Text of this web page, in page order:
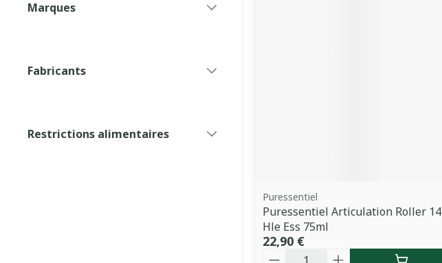
Marques
Fabricants
Restrictions alimentaires
Puressentiel
Puressentiel Articulation Roller 14
Hle Ess 75ml
22,90 €
Quantité